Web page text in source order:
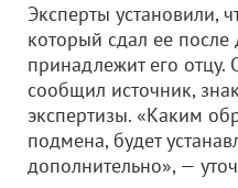
Эксперты установили,
который сдал ее
принадлежит его отцу.
сообщил источник,
экспертизы. «Каким
подмена, будет
дополнительно», —